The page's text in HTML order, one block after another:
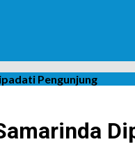
Pengunjung